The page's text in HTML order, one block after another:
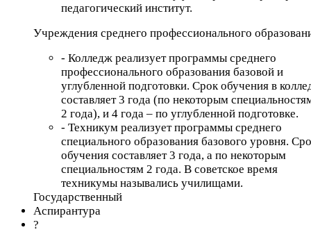
педагогический институт.
Учреждения среднего профессионального
- Колледж реализует программы среднего
профессионального образования базовой и
углубленной подготовки. Срок обучения в
составляет 3 года (по некоторым
2 года), и 4 года – по углубленной подготовке.
- Техникум реализует программы среднего
специального образования базового уровня.
обучения составляет 3 года, а по некоторым
специальностям 2 года. В советское время
техникумы назывались училищами.
Государственный
Аспирантура
?